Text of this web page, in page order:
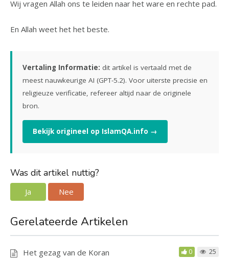
Wij vragen Allah ons te leiden naar het ware en rechte pad.
En Allah weet het het beste.
Vertaling Informatie: dit artikel is vertaald met de
meest nauwkeurige AI (GPT-5.2). Voor uiterste precisie en
religieuze verificatie, refereer altijd naar de originele
bron.
Bekijk origineel op IslamQA.info →
Was dit artikel nuttig?
Ja Nee
Gerelateerde Artikelen
Het gezag van de Koran 0 25